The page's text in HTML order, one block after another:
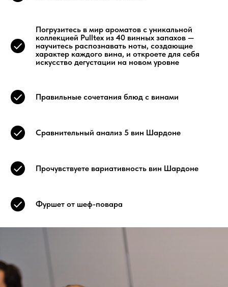
Погрузитесь в мир ароматов с уникальной
коллекцией Pulltex из 40 винных запахов —
научитесь распознавать ноты, создающие
характер каждого вина, и откроете для себя
искусство дегустации на новом уровне
Правильные сочетания блюд с винами
Сравнительный анализ 5 вин Шардоне
Прочувствуете вариативность вин Шардоне
Фуршет от шеф-повара